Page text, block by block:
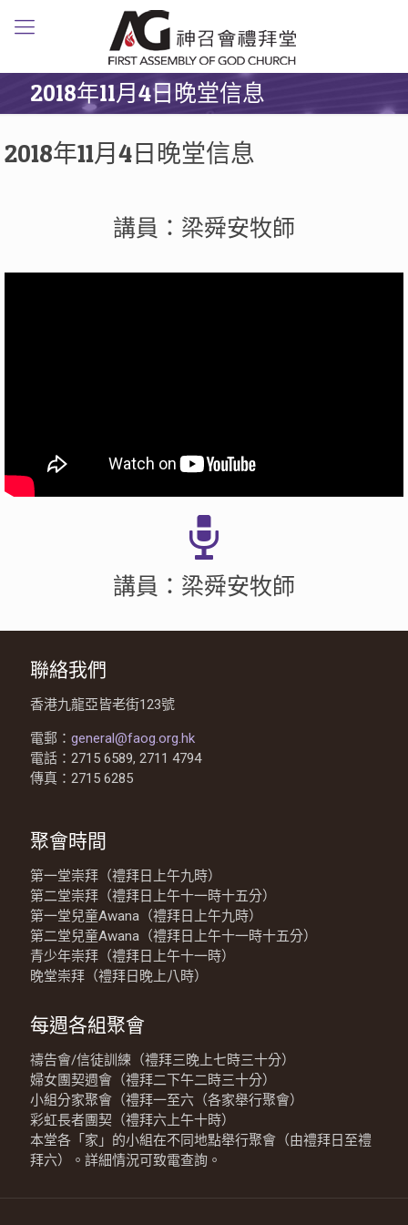
2018年11月4日晚堂信息
2018年11月4日晚堂信息
講員：梁舜安牧師
講員：梁舜安牧師
聯絡我們
香港九龍亞皆老街123號
電郵： general@faog.org.hk
電話：2715 6589, 2711 4794
傳真：2715 6285
聚會時間
第一堂崇拜（禮拜日上午九時）
第二堂崇拜（禮拜日上午十一時十五分）
第一堂兒童Awana（禮拜日上午九時）
第二堂兒童Awana（禮拜日上午十一時十五分）
青少年崇拜（禮拜日上午十一時）
晚堂崇拜（禮拜日晚上八時）
每週各組聚會
禱告會/信徒訓練（禮拜三晚上七時三十分）
婦女團契週會（禮拜二下午二時三十分）
小組分家聚會（禮拜一至六（各家舉行聚會）
彩虹長者團契（禮拜六上午十時）
本堂各「家」的小組在不同地點舉行聚會（由禮拜日至禮
拜六）。詳細情況可致電查詢。